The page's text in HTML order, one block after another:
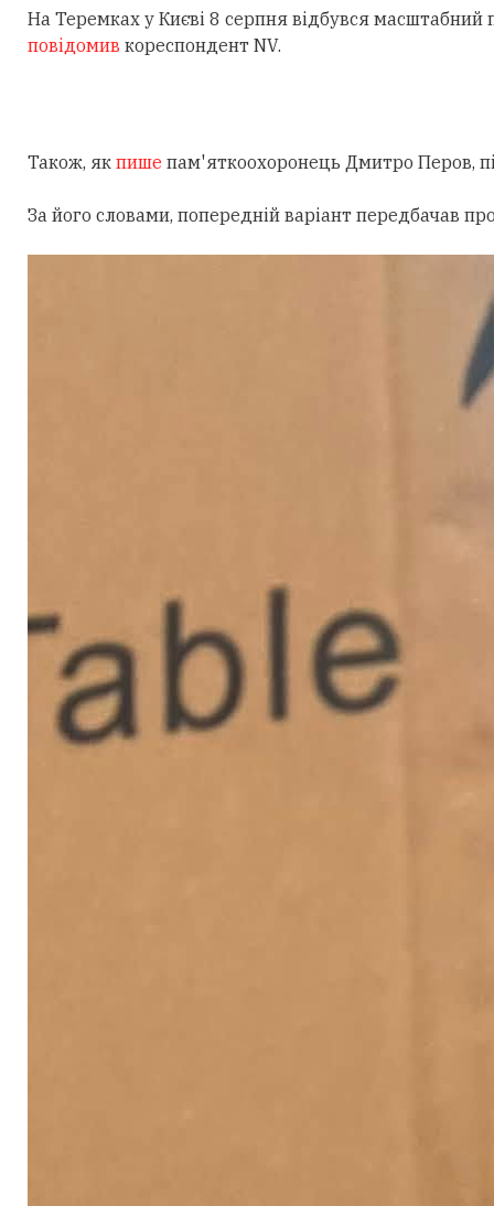
На Теремках у Києві 8 серпня відбувся масштабний
повідомив кореспондент NV.
Також, як пише пам'яткоохоронець Дмитро Перов,
За його словами, попередній варіант передбачав